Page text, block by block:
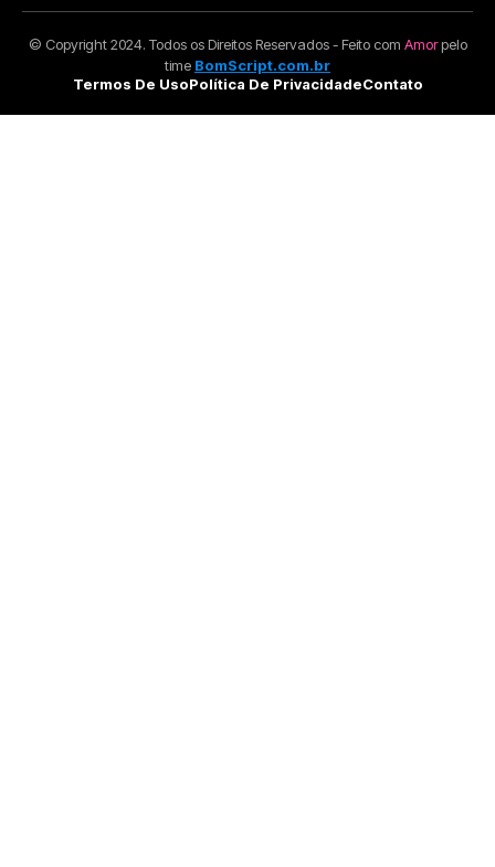
© Copyright 2024. Todos os Direitos Reservados - Feito com Amorpelo
time BomScript.com.br
Termos De UsoPolítica De PrivacidadeContato